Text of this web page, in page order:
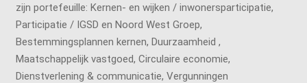
zijn portefeuille: Kernen- en wijken / inwonersparticipatie,
Participatie / IGSD en Noord West Groep,
Bestemmingsplannen kernen, Duurzaamheid ,
Maatschappelijk vastgoed, Circulaire economie,
Dienstverlening & communicatie, Vergunningen